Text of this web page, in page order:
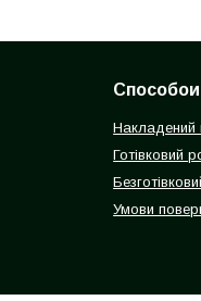
Накладений
Готівковий
Умови